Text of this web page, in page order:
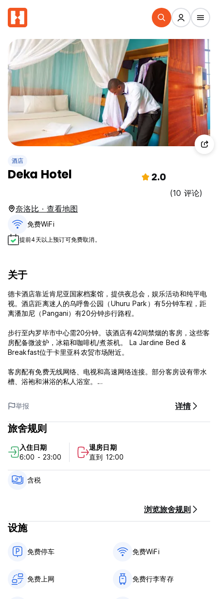
酒店
Deka Hotel 2.0
(10 评论)
奈洛比 · 查看地图
免费WiFi
提前4天以上预订可免费取消。
关于
德卡酒店靠近肯尼亚国家档案馆，提供夜总会，娱乐活动和纯平电
视。酒店距离迷人的乌呼鲁公园（Uhuru Park）有5分钟车程，距
离潘加尼（Pangani）有20分钟步行路程。
步行至内罗毕市中心需20分钟。该酒店有42间禁烟的客房，这些客
房配备微波炉，冰箱和咖啡机/煮茶机。 La Jardine Bed &
Breakfast位于卡里亚科农贸市场附近。
客房配有免费无线网络、电视和高速网络连接。部分客房设有带水
槽、浴袍和淋浴的私人浴室。
Deka酒店每日提供欧陆式早餐、非洲美食。步行15分钟即可到
Java House Kimathi，享用健康和墨西哥菜。酒店内设有休息室酒
吧。步行25分钟即可轻松到达内罗毕火车站。该酒店还有免费自助
停车场，礼品店和行李寄存。
德卡酒店政策和条件：
取消政策：抵达前 72 小时。如果延迟取消或未入住，我们将向您
收取入住第一晚的费用。
抵达时通过信用卡、借记卡付款。
不含早餐 - 每人每天 5 美元。
24 小时接待。
没有宵禁。
举报 详情
旅舍规则
入住日期
6:00 - 23:00
退房日期
直到 12:00
含税
浏览旅舍规则
设施
免费停车 免费WiFi
免费上网 免费行李寄存